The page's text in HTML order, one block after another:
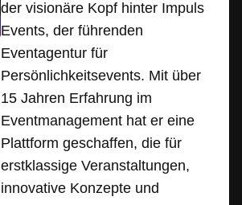
der visionäre Kopf hinter Impuls
Events, der führenden
Eventagentur für
Persönlichkeitsevents. Mit über
15 Jahren Erfahrung im
Eventmanagement hat er eine
Plattform geschaffen, die für
erstklassige Veranstaltungen,
innovative Konzepte und